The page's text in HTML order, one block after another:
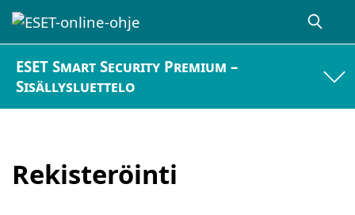
ESET Smart Security Premium –
Sisällysluettelo
Rekisteröinti